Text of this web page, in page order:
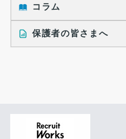
大学生の地域間移動レポート
就職活動に関するレポート
就職活動と入社後の就業
就業レディネス研究
コラム
インタビュー記事
保護者の皆さまへ